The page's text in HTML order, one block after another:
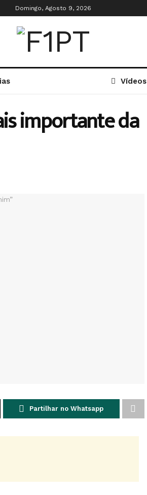
Domingo, Agosto 9, 2026
Vídeos
importante da
Partilhar no Whatsapp